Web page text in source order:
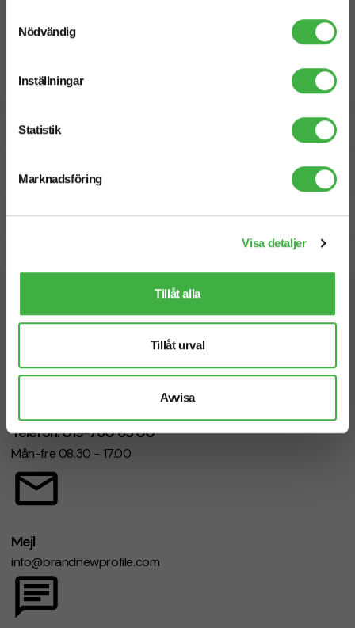
Nödvändig
Inställningar
Statistik
Marknadsföring
Visa detaljer
Tillåt alla
Tillåt urval
Avvisa
Designskiss inom 1 h
Fri offert
Prisgaranti
Vi hjälper dig gärna!
Telefon: 019-760 65 00
Mån-fre 08.30 - 17.00
Mejl
info@brandnewprofile.com